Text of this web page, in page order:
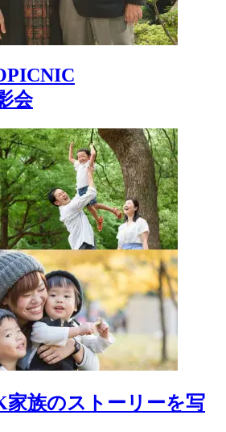
会
家族のストーリーを写